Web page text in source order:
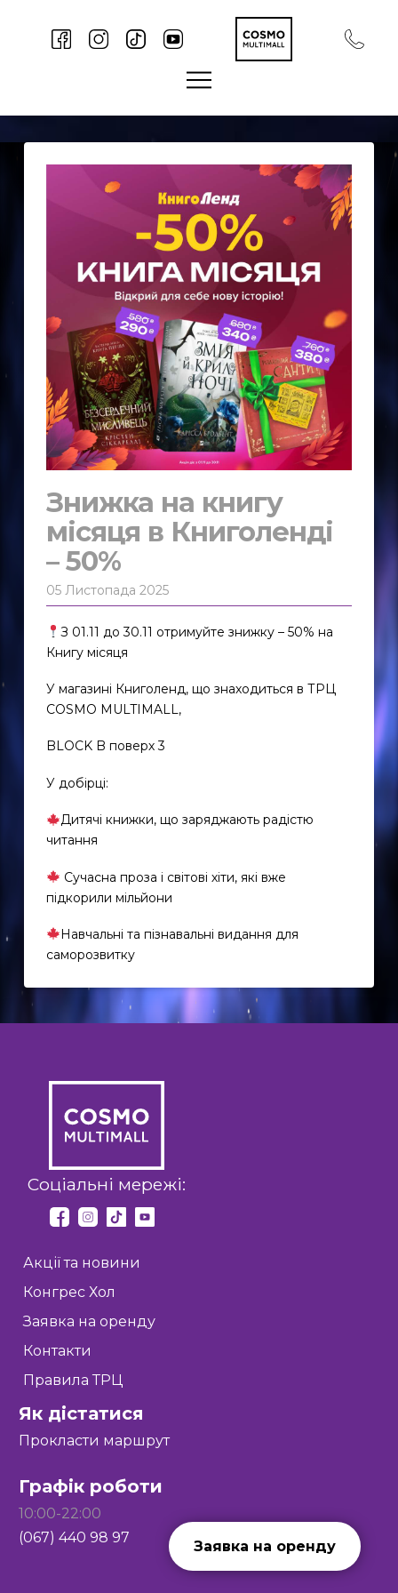
Знижка на книгу
місяця в Книголенді
– 50%
05 Листопада 2025
З 01.11 до 30.11 отримуйте знижку – 50% на
Книгу місяця
У магазині Книголенд, що знаходиться в ТРЦ
COSMO MULTIMALL,
BLOCK B поверх 3
У добірці:
Дитячі книжки, що заряджають радістю
читання
Сучасна проза і світові хіти, які вже
підкорили мільйони
Навчальні та пізнавальні видання для
саморозвитку
Соціальні мережі:
Акції та новини
Конгрес Хол
Заявка на оренду
Контакти
Правила ТРЦ
Як дістатися
Прокласти маршрут
Графік роботи
10:00-22:00
(067) 440 98 97
Заявка на оренду
EN
UK